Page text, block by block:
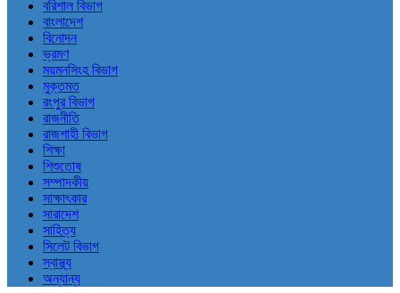
বরিশাল বিভাগ
বাংলাদেশ
বিনোদন
ভ্রমণ
ময়মনসিংহ বিভাগ
মুক্তমত
রংপুর বিভাগ
রাজনীতি
রাজশাহী বিভাগ
শিক্ষা
শিশুতোষ
সম্পাদকীয়
সাক্ষাৎকার
সারাদেশ
সাহিত্য
সিলেট বিভাগ
স্বাস্থ্য
অন্যান্য